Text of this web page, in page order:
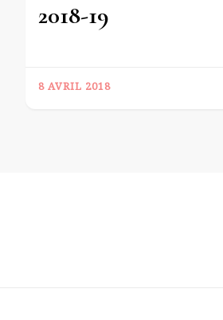
2018-19
8 AVRIL 2018